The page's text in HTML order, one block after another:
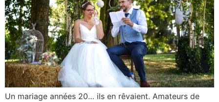
Un mariage années 20… ils en rêvaient. Amateurs de